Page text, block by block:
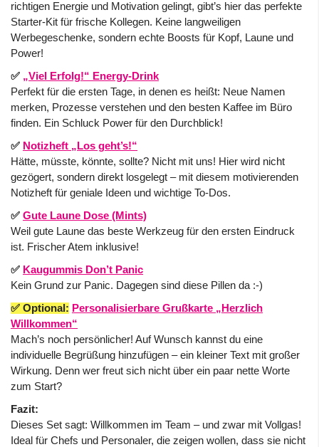
richtigen Energie und Motivation gelingt, gibt’s hier das perfekte
Starter-Kit für frische Kollegen. Keine langweiligen
Werbegeschenke, sondern echte Boosts für Kopf, Laune und
Power!
✅ „Viel Erfolg!“ Energy-Drink
Perfekt für die ersten Tage, in denen es heißt: Neue Namen
merken, Prozesse verstehen und den besten Kaffee im Büro
finden. Ein Schluck Power für den Durchblick!
✅ Notizheft „Los geht’s!“
Hätte, müsste, könnte, sollte? Nicht mit uns! Hier wird nicht
gezögert, sondern direkt losgelegt – mit diesem motivierenden
Notizheft für geniale Ideen und wichtige To-Dos.
✅ Gute Laune Dose (Mints)
Weil gute Laune das beste Werkzeug für den ersten Eindruck
ist. Frischer Atem inklusive!
✅ Kaugummis Don’t Panic
Kein Grund zur Panic. Dagegen sind diese Pillen da :-)
✅ Optional: Personalisierbare Grußkarte „Herzlich
Willkommen“
Mach’s noch persönlicher! Auf Wunsch kannst du eine
individuelle Begrüßung hinzufügen – ein kleiner Text mit großer
Wirkung. Denn wer freut sich nicht über ein paar nette Worte
zum Start?
Fazit:
Dieses Set sagt: Willkommen im Team – und zwar mit Vollgas!
Ideal für Chefs und Personaler, die zeigen wollen, dass sie nicht